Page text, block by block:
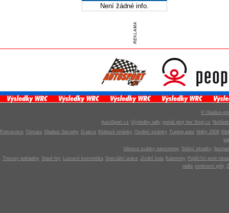
Není žádné info.
© Gladius-
AutoSport.cz Výsledky rally portál plný her Stroj.cz
Pomocnice Témata Gladius Security G-akce Klubové stránky Osobní stránky Tuning auto Volby 2006
Vánoce svátky narozeniny Státní zkratky
Trezory pokladny Staré hry Luxusní kosmetika Speciální práce Jízdní kola Kulomety
Pojišt?ní proti
radla venkovní grily